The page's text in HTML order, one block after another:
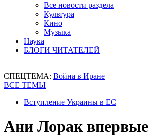
Все новости раздела
Культура
Кино
Музыка
Наука
БЛОГИ ЧИТАТЕЛЕЙ
СПЕЦТЕМА: Война в Иране
ВСЕ ТЕМЫ
Вступление Украины в ЕС
Ани Лорак